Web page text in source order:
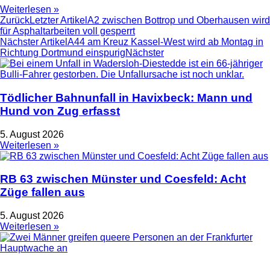
Weiterlesen »
ZurückLetzter Artikel A2 zwischen Bottrop und Oberhausen wird
für Asphaltarbeiten voll gesperrt
Nächster Artikel A44 am Kreuz Kassel-West wird ab Montag in
Richtung Dortmund einspurigNächster
Tödlicher Bahnunfall in Havixbeck: Mann und
Hund von Zug erfasst
5. August 2026
Weiterlesen »
RB 63 zwischen Münster und Coesfeld: Acht
Züge fallen aus
5. August 2026
Weiterlesen »